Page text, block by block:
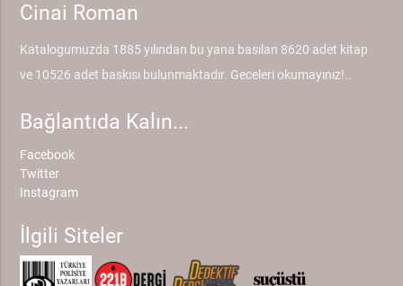
Cinai Roman
Katalogumuzda 1885 yılından bu yana basılan 8620 adet kitap
ve 10526 adet baskısı bulunmaktadır. Geceleri okumayınız!..
Bağlantıda Kalın...
Facebook
Twitter
Instagram
İlgili Siteler